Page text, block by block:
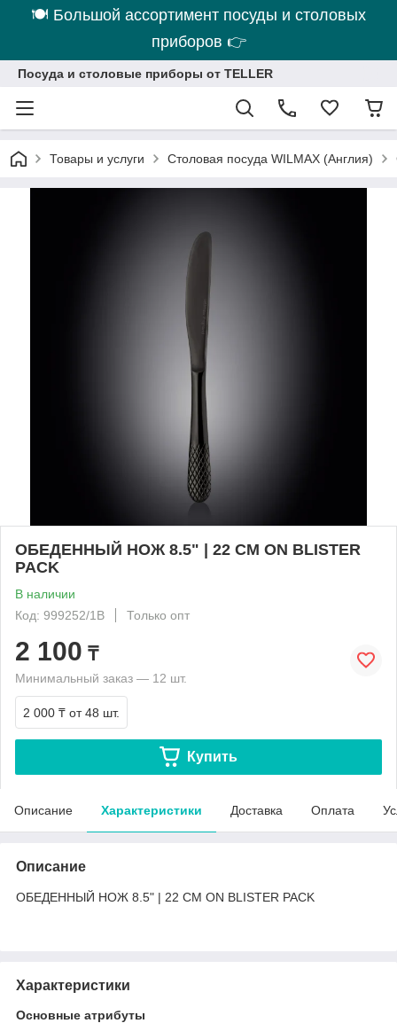
🍽 Большой ассортимент посуды и столовых
приборов 👉
Посуда и столовые приборы от TELLER
Товары и услуги Столовая посуда WILMAX (Англия)
ОБЕДЕННЫЙ НОЖ 8.5" | 22 CM ON BLISTER
PACK
В наличии
Код: 999252/1B
Только опт
2 100 ₸
Минимальный заказ — 12 шт.
2 000 ₸ от 48 шт.
Купить
Описание Характеристики Доставка Оплата
Описание
ОБЕДЕННЫЙ НОЖ 8.5" | 22 CM ON BLISTER PACK
Характеристики
Основные атрибуты